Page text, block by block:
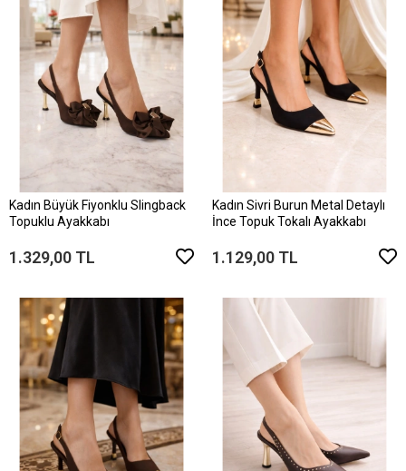
Kadın Büyük Fiyonklu Slingback
Topuklu Ayakkabı
1.329,00 TL
Kadın Sivri Burun Metal Detaylı
İnce Topuk Tokalı Ayakkabı
1.129,00 TL